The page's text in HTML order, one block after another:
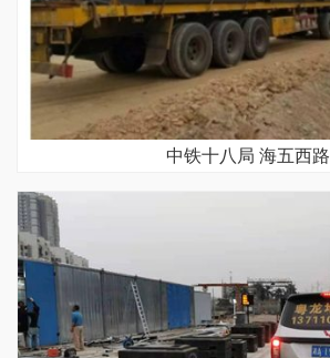
中铁十八局 海五西路